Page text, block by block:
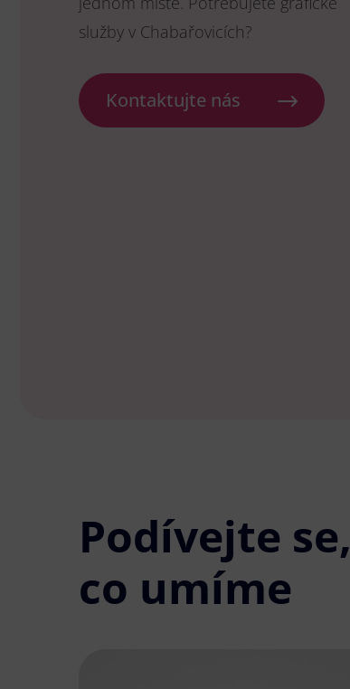
služby v Chabařovicích?
Kontaktujte nás
Podívejte se,
co umíme